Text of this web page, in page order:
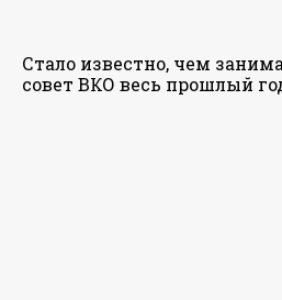
Стало известно, чем
совет ВКО весь прошлый